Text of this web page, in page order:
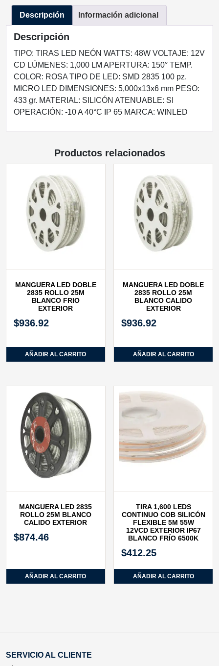
5M
48W
12VCD
EXTERIOR
IP65
ROSA
cantidad
Descripción Información adicional
Descripción
TIPO: TIRAS LED NEÓN WATTS: 48W VOLTAJE: 12V
CD LÚMENES: 1,000 LM APERTURA: 150° TEMP.
COLOR: ROSA TIPO DE LED: SMD 2835 100 pz.
MICRO LED DIMENSIONES: 5,000x13x6 mm PESO:
433 gr. MATERIAL: SILICÓN ATENUABLE: SI
OPERACIÓN: -10 A 40°C IP 65 MARCA: WINLED
Productos relacionados
MANGUERA LED DOBLE
2835 ROLLO 25M
BLANCO FRIO
EXTERIOR
$936.92
AÑADIR AL CARRITO
MANGUERA LED DOBLE
2835 ROLLO 25M
BLANCO CALIDO
EXTERIOR
$936.92
AÑADIR AL CARRITO
MANGUERA LED 2835
ROLLO 25M BLANCO
CALIDO EXTERIOR
$874.46
AÑADIR AL CARRITO
TIRA 1,600 LEDS
CONTINUO COB SILICÓN
FLEXIBLE 5M 55W
12VCD EXTERIOR IP67
BLANCO FRÍO 6500K
$412.25
AÑADIR AL CARRITO
SERVICIO AL CLIENTE